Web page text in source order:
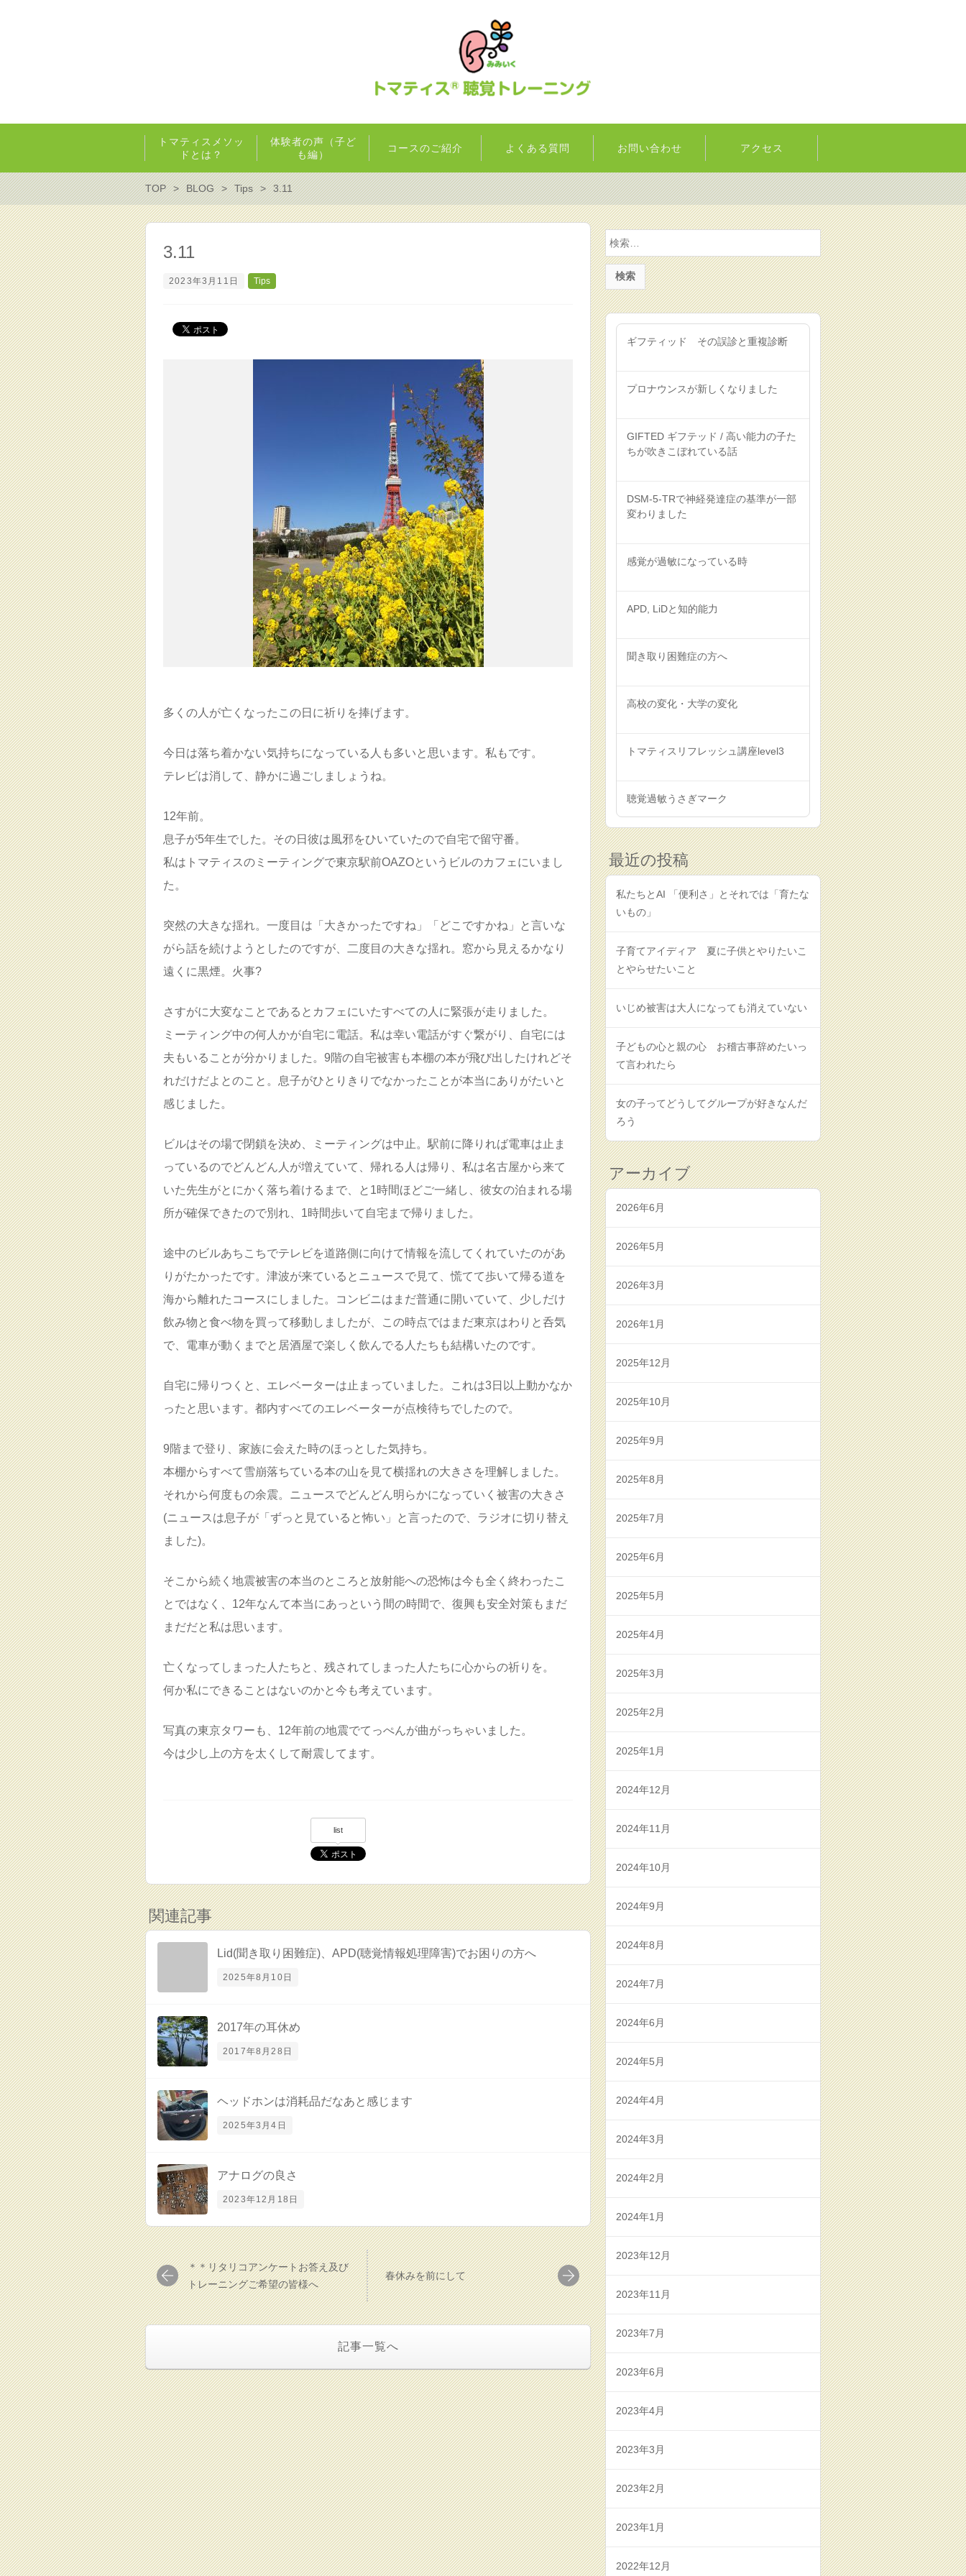
トマティスメソッ
ドとは？
体験者の声（子ど
も編）
コースのご紹介 よくある質問 お問い合わせ アクセス
TOP BLOG Tips 3.11
3.11
2023年3月11日 Tips
多くの人が亡くなったこの日に祈りを捧げます。
今日は落ち着かない気持ちになっている人も多いと思います。私もです。
テレビは消して、静かに過ごしましょうね。
12年前。
息子が5年生でした。その日彼は風邪をひいていたので自宅で留守番。
私はトマティスのミーティングで東京駅前OAZOというビルのカフェにいまし
た。
突然の大きな揺れ。一度目は「大きかったですね」「どこですかね」と言いな
がら話を続けようとしたのですが、二度目の大きな揺れ。窓から見えるかなり
遠くに黒煙。火事?
さすがに大変なことであるとカフェにいたすべての人に緊張が走りました。
ミーティング中の何人かが自宅に電話。私は幸い電話がすぐ繋がり、自宅には
夫もいることが分かりました。9階の自宅被害も本棚の本が飛び出したけれどそ
れだけだよとのこと。息子がひとりきりでなかったことが本当にありがたいと
感じました。
ビルはその場で閉鎖を決め、ミーティングは中止。駅前に降りれば電車は止ま
っているのでどんどん人が増えていて、帰れる人は帰り、私は名古屋から来て
いた先生がとにかく落ち着けるまで、と1時間ほどご一緒し、彼女の泊まれる場
所が確保できたので別れ、1時間歩いて自宅まで帰りました。
途中のビルあちこちでテレビを道路側に向けて情報を流してくれていたのがあ
りがたかったです。津波が来ているとニュースで見て、慌てて歩いて帰る道を
海から離れたコースにしました。コンビニはまだ普通に開いていて、少しだけ
飲み物と食べ物を買って移動しましたが、この時点ではまだ東京はわりと呑気
で、電車が動くまでと居酒屋で楽しく飲んでる人たちも結構いたのです。
自宅に帰りつくと、エレベーターは止まっていました。これは3日以上動かなか
ったと思います。都内すべてのエレベーターが点検待ちでしたので。
9階まで登り、家族に会えた時のほっとした気持ち。
本棚からすべて雪崩落ちている本の山を見て横揺れの大きさを理解しました。
それから何度もの余震。ニュースでどんどん明らかになっていく被害の大きさ
(ニュースは息子が「ずっと見ていると怖い」と言ったので、ラジオに切り替え
ました)。
そこから続く地震被害の本当のところと放射能への恐怖は今も全く終わったこ
とではなく、12年なんて本当にあっという間の時間で、復興も安全対策もまだ
まだだと私は思います。
亡くなってしまった人たちと、残されてしまった人たちに心からの祈りを。
何か私にできることはないのかと今も考えています。
写真の東京タワーも、12年前の地震でてっぺんが曲がっちゃいました。
今は少し上の方を太くして耐震してます。
list
関連記事
Lid(聞き取り困難症)、APD(聴覚情報処理障害)でお困りの方へ
2025年8月10日
2017年の耳休め
2017年8月28日
ヘッドホンは消耗品だなあと感じます
2025年3月4日
アナログの良さ
2023年12月18日
＊＊リタリコアンケートお答え及び
トレーニングご希望の皆様へ
春休みを前にして
記事一覧へ
検
索:
ギフティッド その誤診と重複診断
プロナウンスが新しくなりました
GIFTED ギフテッド / 高い能力の子た
ちが吹きこぼれている話
DSM-5-TRで神経発達症の基準が一部
変わりました
感覚が過敏になっている時
APD, LiDと知的能力
聞き取り困難症の方へ
高校の変化・大学の変化
トマティスリフレッシュ講座level3
聴覚過敏うさぎマーク
最近の投稿
私たちとAI 「便利さ」とそれでは「育たな
いもの」
子育てアイディア 夏に子供とやりたいこ
とやらせたいこと
いじめ被害は大人になっても消えていない
子どもの心と親の心 お稽古事辞めたいっ
て言われたら
女の子ってどうしてグループが好きなんだ
ろう
アーカイブ
2026年6月
2026年5月
2026年3月
2026年1月
2025年12月
2025年10月
2025年9月
2025年8月
2025年7月
2025年6月
2025年5月
2025年4月
2025年3月
2025年2月
2025年1月
2024年12月
2024年11月
2024年10月
2024年9月
2024年8月
2024年7月
2024年6月
2024年5月
2024年4月
2024年3月
2024年2月
2024年1月
2023年12月
2023年11月
2023年7月
2023年6月
2023年4月
2023年3月
2023年2月
2023年1月
2022年12月